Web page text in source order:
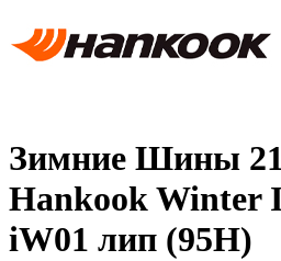
Зимние Шины
Hankook Winter
iW01 лип (95H)